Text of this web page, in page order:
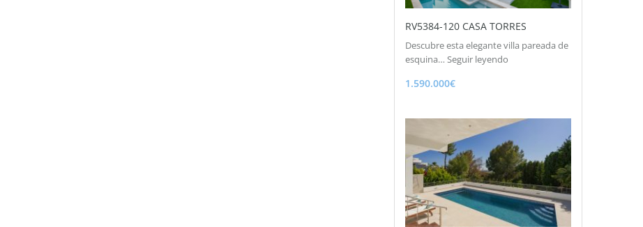
RV5384-120 CASA TORRES
Descubre esta elegante villa pareada de
esquina… Seguir leyendo
1.590.000€